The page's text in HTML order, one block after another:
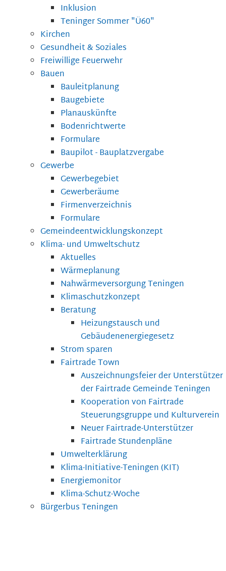
Inklusion
Teninger Sommer "Ü60"
Kirchen
Gesundheit & Soziales
Freiwillige Feuerwehr
Bauen
Bauleitplanung
Baugebiete
Planauskünfte
Bodenrichtwerte
Formulare
Baupilot - Bauplatzvergabe
Gewerbe
Gewerbegebiet
Gewerberäume
Firmenverzeichnis
Formulare
Gemeindeentwicklungskonzept
Klima- und Umweltschutz
Aktuelles
Wärmeplanung
Nahwärmeversorgung Teningen
Klimaschutzkonzept
Beratung
Heizungstausch und
Gebäudenenergiegesetz
Strom sparen
Fairtrade Town
Auszeichnungsfeier der Unterstützer
der Fairtrade Gemeinde Teningen
Kooperation von Fairtrade
Steuerungsgruppe und Kulturverein
Neuer Fairtrade-Unterstützer
Fairtrade Stundenpläne
Umwelterklärung
Klima-Initiative-Teningen (KIT)
Energiemonitor
Klima-Schutz-Woche
Bürgerbus Teningen